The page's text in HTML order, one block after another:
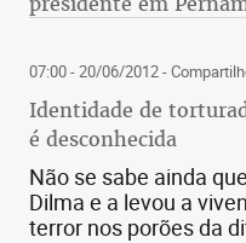
07:00 - 20/06/2012-
Identidade de
é desconhecida
Não se sabe ainda
Dilma e a levou a
terror nos porões da